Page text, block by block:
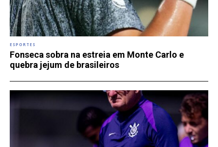
ESPORTES
Fonseca sobra na estreia em Monte Carlo e
quebra jejum de brasileiros